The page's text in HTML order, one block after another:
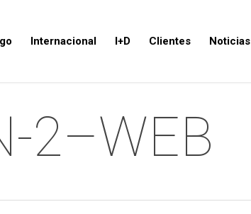
Internacional I+D Clientes Noticias
2–WEB